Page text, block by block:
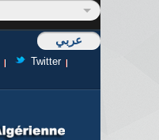
عربي
Twitter